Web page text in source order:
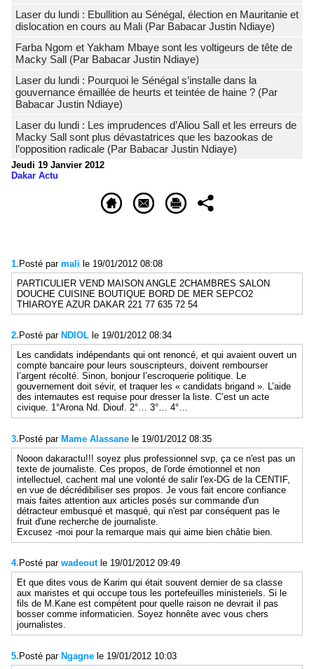
Laser du lundi : Ebullition au Sénégal, élection en Mauritanie et
dislocation en cours au Mali (Par Babacar Justin Ndiaye)
Farba Ngom et Yakham Mbaye sont les voltigeurs de tête de
Macky Sall (Par Babacar Justin Ndiaye)
Laser du lundi : Pourquoi le Sénégal s’installe dans la
gouvernance émaillée de heurts et teintée de haine ? (Par
Babacar Justin Ndiaye)
Laser du lundi : Les imprudences d’Aliou Sall et les erreurs de
Macky Sall sont plus dévastatrices que les bazookas de
l’opposition radicale (Par Babacar Justin Ndiaye)
Jeudi 19 Janvier 2012
Dakar Actu
1.Posté par mali le 19/01/2012 08:08
PARTICULIER VEND MAISON ANGLE 2CHAMBRES SALON
DOUCHE CUISINE BOUTIQUE BORD DE MER SEPCO2
THIAROYE AZUR DAKAR 221 77 635 72 54
2. Posté par NDIOL le 19/01/2012 08:34
Les candidats indépendants qui ont renoncé, et qui avaient ouvert un
compte bancaire pour leurs souscripteurs, doivent rembourser
l’argent récolté. Sinon, bonjour l’escroquerie politique. Le
gouvernement doit sévir, et traquer les « candidats brigand ». L’aide
des internautes est requise pour dresser la liste. C’est un acte
civique. 1°Arona Nd. Diouf. 2°… 3°… 4°…
3. Posté par Mame Alassane le 19/01/2012 08:35
Nooon dakaractu!!! soyez plus professionnel svp, ça ce n'est pas un
texte de journaliste. Ces propos, de l'orde émotionnel et non
intellectuel, cachent mal une volonté de salir l'ex-DG de la CENTIF,
en vue de décrédibiliser ses propos. Je vous fait encore confiance
mais faites attention aux articles posés sur commande d'un
détracteur embusqué et masqué, qui n'est par conséquent pas le
fruit d'une recherche de journaliste.
Excusez -moi pour la remarque mais qui aime bien châtie bien.
4. Posté par wadeout le 19/01/2012 09:49
Et que dites vous de Karim qui était souvent dernier de sa classe
aux maristes et qui occupe tous les portefeuilles ministeriels. Si le
fils de M.Kane est compétent pour quelle raison ne devrait il pas
bosser comme informaticien. Soyez honnête avec vous chers
journalistes.
5. Posté par Ngagne le 19/01/2012 10:03